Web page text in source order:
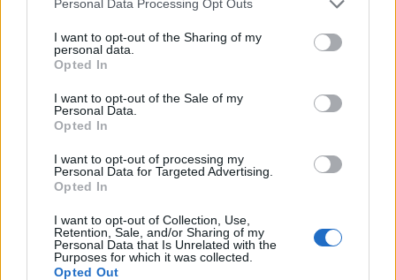
not limited to your visit or usage behaviour. You may click to
grant or deny consent to Google and its third-party tags to
use your data for below specified purposes in below Google
consent section.
Personal Data Processing Opt Outs
I want to opt-out of the Sharing of my
personal data.
Opted In
I want to opt-out of the Sale of my
Personal Data.
Opted In
I want to opt-out of processing my
Personal Data for Targeted Advertising.
Opted In
I want to opt-out of Collection, Use,
Retention, Sale, and/or Sharing of my
Personal Data that Is Unrelated with the
Purposes for which it was collected.
Opted Out
F
a
ce
b
o
k
T
w
it
te
Pi
n
te
re
st
W
at
p
S
a
Articolo precedente
Prossimo articolo
NOTIZIE RECENTI
“Sul filo del discorso”: sold out ad Olbia per il
reading su Atzeni